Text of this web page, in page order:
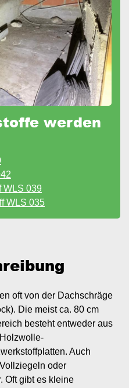
werden
WLS 039
WLS 035
oft von der Dachschräge
Die meist ca. 80 cm
besteht entweder aus
Auch
oder
Oft gibt es kleine